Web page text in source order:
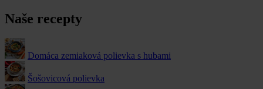
Naše recepty
Domáca zemiaková polievka s hubami
Šošovicová polievka